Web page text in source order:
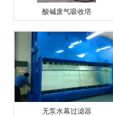
酸碱废气吸收塔
无泵水幕过滤器